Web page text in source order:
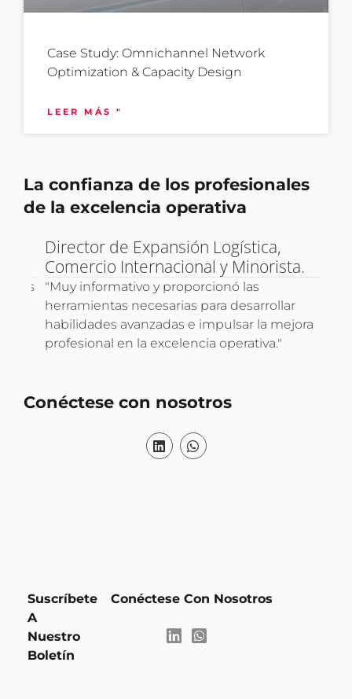
Case Study: Omnichannel Network
Optimization & Capacity Design
LEER MÁS "
La confianza de los profesionales
de la excelencia operativa
Director de Expansión Logística,
Comercio Internacional y Minorista.
"Muy informativo y proporcionó las
herramientas necesarias para desarrollar
habilidades avanzadas e impulsar la mejora
profesional en la excelencia operativa."
Conéctese con nosotros
Suscríbete
A
Nuestro
Boletín
Conéctese Con Nosotros